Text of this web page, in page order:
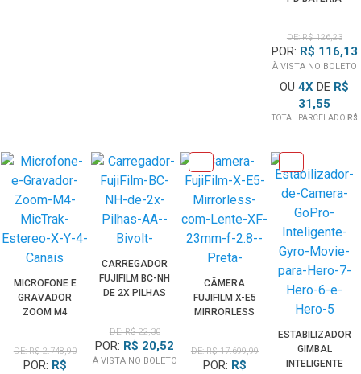
DECODIFICADO
(BIVOLT)
DE: R$ 126,23
POR: R$ 116,13
À VISTA NO BOLETO
OU4X DE R$
31,55
TOTAL PARCELADO R$
MICROFONE E
GRAVADOR
ZOOM M4
CANAIS
DE: R$ 2.748,90
POR: R$
CARREGADOR
FUJIFILM BC-NH
DE 2X PILHAS
DE: R$ 22,30
POR: R$ 20,52
À VISTA NO BOLETO
CÂMERA
FUJIFILM X-E5
MIRRORLESS
(PRETA)
DE: R$ 17.699,99
POR: R$
ESTABILIZADOR
GIMBAL
INTELIGENTE